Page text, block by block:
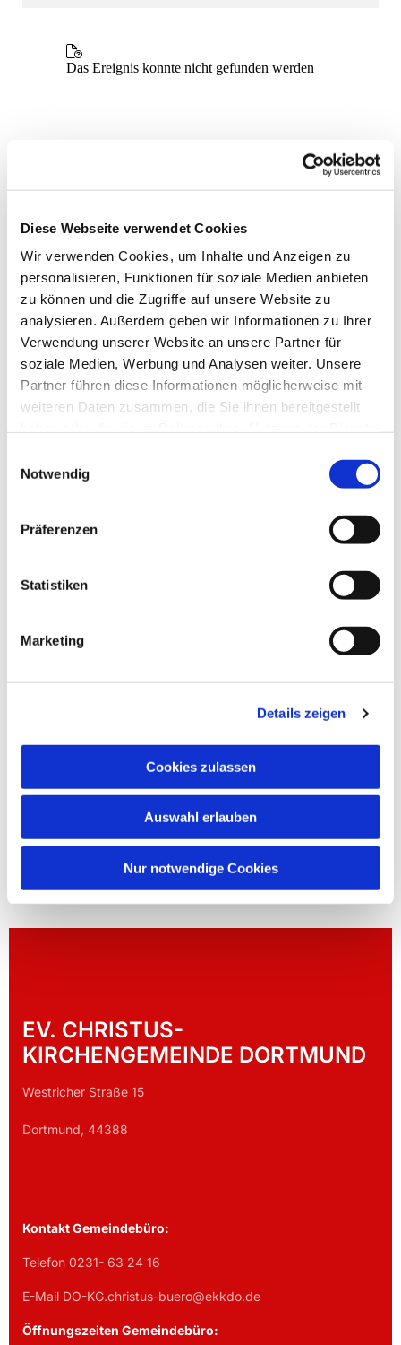
Diese Webseite verwendet Cookies
Wir verwenden Cookies, um Inhalte und Anzeigen zu
personalisieren, Funktionen für soziale Medien anbieten
zu können und die Zugriffe auf unsere Website zu
analysieren. Außerdem geben wir Informationen zu Ihrer
Verwendung unserer Website an unsere Partner für
soziale Medien, Werbung und Analysen weiter. Unsere
Partner führen diese Informationen möglicherweise mit
weiteren Daten zusammen, die Sie ihnen bereitgestellt
Notwendig
Präferenzen
Statistiken
Marketing
Details zeigen
Cookies zulassen
Auswahl erlauben
Nur notwendige Cookies
Dies könnte Sie auch
interessieren
EV. CHRISTUS-
KIRCHENGEMEINDE DORTMUND
Westricher Straße 15
Dortmund, 44388
Kontakt Gemeindebüro:
Telefon 0231- 63 24 16
E-Mail DO-KG.christus-buero@ekkdo.de
Öffnungszeiten Gemeindebüro: